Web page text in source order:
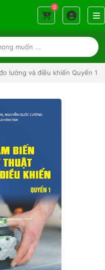
0
lường và điều khiển Quyển 1